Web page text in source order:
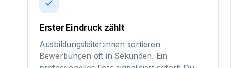
Erster Eindruck zählt
Ausbildungsleiter:innen sortieren
Bewerbungen oft in Sekunden. Ein